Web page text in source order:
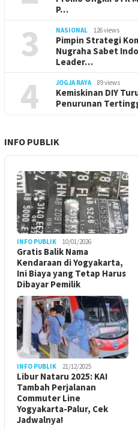
P…
3 NASIONAL 126 views
Pimpin Strategi
Nugraha Sabet
Leader…
4 JOGJA RAYA 89 views
Kemiskinan DIY
Penurunan
INFO PUBLIK
INFO PUBLIK 10/01/2026
Gratis Balik Nama
Kendaraan di Yogyakarta,
Ini Biaya yang Tetap Harus
Dibayar Pemilik
INFO PUBLIK 21/12/2025
Libur Nataru 2025: KAI
Tambah Perjalanan
Commuter Line
Yogyakarta-Palur, Cek
Jadwalnya!